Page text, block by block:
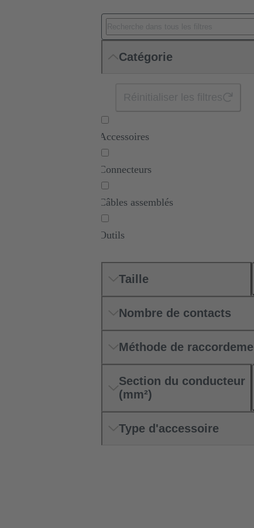
Catégorie
Accessoires
Connecteurs
Câbles assemblés
Outils
Taille
Nombre de contacts
Méthode de
Section du conducteur
(mm²)
Type d'accessoire